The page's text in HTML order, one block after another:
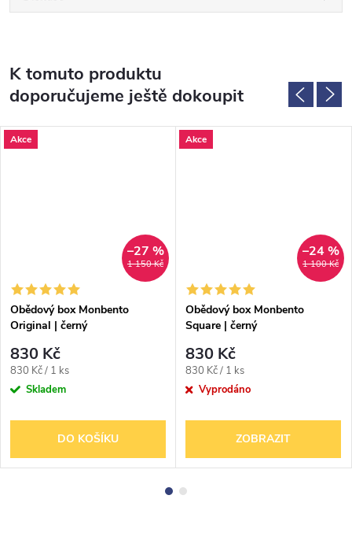
K tomuto produktu
doporučujeme ještě dokoupit
Akce
1 150 Kč
–27 %
Obědový box Monbento
Original | černý
830 Kč
Měrná
cena:
830 Kč / 1 ks
Skladem
DO KOŠÍKU
Akce
1 100 Kč
–24 %
Obědový box Monbento
Square | černý
830 Kč
Měrná
cena:
830 Kč / 1 ks
Vyprodáno
ZOBRAZIT